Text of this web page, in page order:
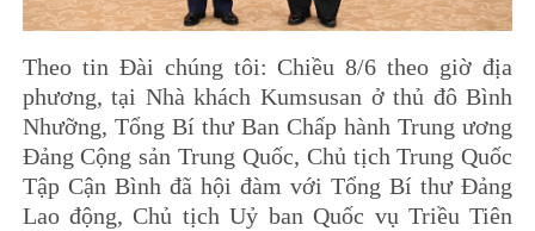
Theo tin Đài chúng tôi: Chiều 8/6 theo giờ địa
phương, tại Nhà khách Kumsusan ở thủ đô Bình
Nhưỡng, Tổng Bí thư Ban Chấp hành Trung ương
Đảng Cộng sản Trung Quốc, Chủ tịch Trung Quốc
Tập Cận Bình đã hội đàm với Tổng Bí thư Đảng
Lao động, Chủ tịch Uỷ ban Quốc vụ Triều Tiên